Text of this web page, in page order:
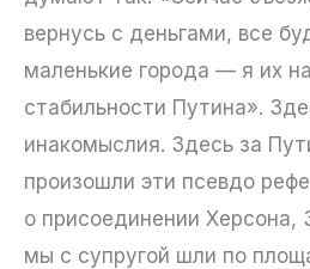
вернусь с деньгами, все
маленькие города — я их
стабильности Путина».
инакомыслия. Здесь за
произошли эти псевдо
о присоединении Херсона,
мы с супругой шли по